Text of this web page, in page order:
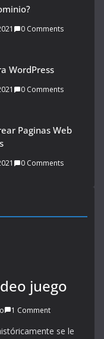
0 Comments
WordPress
0 Comments
Paginas Web
0 Comments
juego
1 Comment
se le